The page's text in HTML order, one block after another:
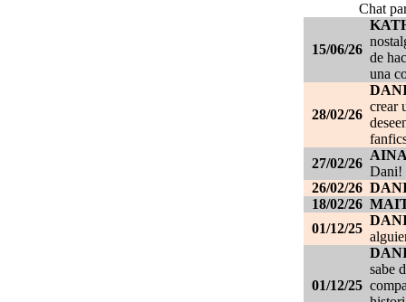
Chat
15/06/26
de
una
28/02/26
crear
27/02/26
Dani!
26/02/26
18/02/26
01/12/25
01/12/25
sabe